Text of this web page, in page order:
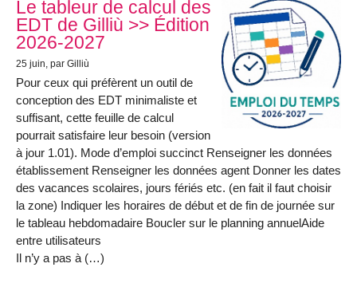
Le tableur de calcul des
EDT de Gilliù >> Édition
2026-2027
25 juin, par Gilliù
Pour ceux qui préfèrent un outil de
conception des EDT minimaliste et
suffisant, cette feuille de calcul
pourrait satisfaire leur besoin (version
à jour 1.01). Mode d’emploi succinct Renseigner les données
établissement Renseigner les données agent Donner les dates
des vacances scolaires, jours fériés etc. (en fait il faut choisir
la zone) Indiquer les horaires de début et de fin de journée sur
le tableau hebdomadaire Boucler sur le planning annuelAide
entre utilisateurs
Il n’y a pas à (…)